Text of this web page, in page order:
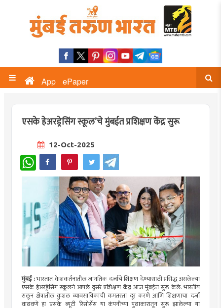
App ePaper
एसके हेअरड्रेसिंग स्कूल’चे मुंबईत प्रशिक्षण केंद्र सुरू
12-Oct-2025
WhatsApp
मुंबई :भारतात केशकर्तनातील जागतिक दर्जाचे शिक्षण देण्यासाठी प्रसिद्ध असलेल्या
एसके हेअरड्रेसिंग स्कूलने आपले दुसरे प्रशिक्षण केंद्र आज मुंबईत सुरू केले. भारतीय
सलून क्षेत्रातील कुशल व्यावसायिकांची कमतरता दूर करणे आणि शिक्षणाचा दर्जा
वाढवणे हा एसके ब्यूटी रिसोर्सेस या कंपनीच्या पुढाकारातून सुरू झालेल्या या